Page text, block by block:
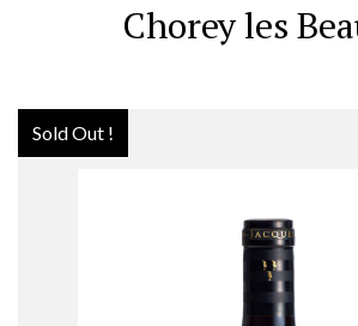
Chorey les
Sold Out !